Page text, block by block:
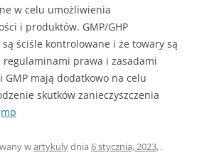
w celu umożliwienia
i produktów. GMP/GHP
ściśle kontrolowane i że towary są
prawa i zasadami
GMP mają dodatkowo na celu
skutków zanieczyszczenia
wartykulydnia 6 stycznia, 2023, .